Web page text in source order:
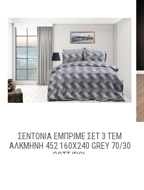
ΣΕΝΤΟΝΙΑ ΕΜΠΡΙΜΕ ΣΕΤ 3 ΤΕΜ
ΑΛΚΜΉΝΗ 452 160X240 GREY 70/30
COTT/POL